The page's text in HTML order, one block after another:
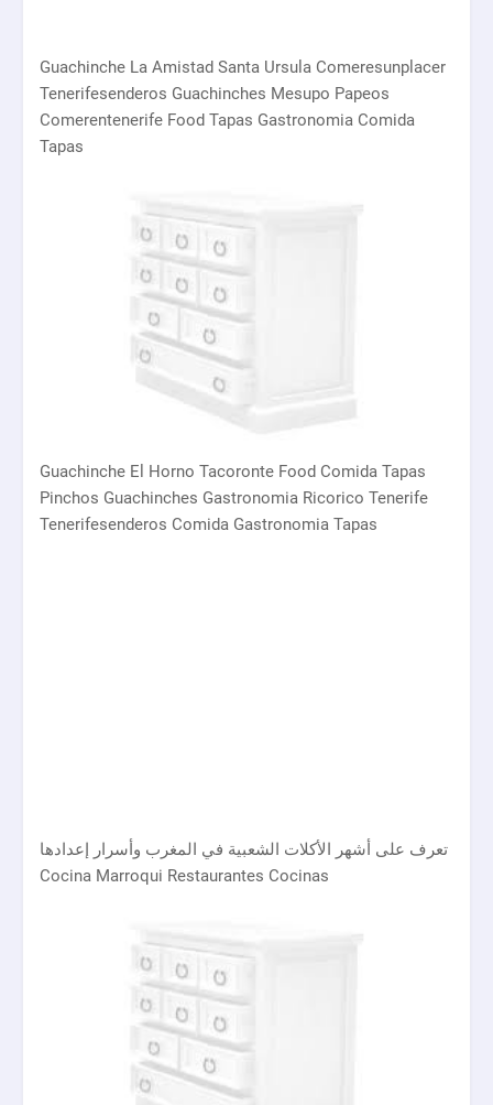
Guachinche La Amistad Santa Ursula Comeresunplacer
Tenerifesenderos Guachinches Mesupo Papeos
Comerentenerife Food Tapas Gastronomia Comida
Tapas
Guachinche El Horno Tacoronte Food Comida Tapas
Pinchos Guachinches Gastronomia Ricorico Tenerife
Tenerifesenderos Comida Gastronomia Tapas
تعرف على أشهر الأكلات الشعبية في المغرب وأسرار إعدادها
Cocina Marroqui Restaurantes Cocinas